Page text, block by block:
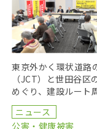
東京外かく環状道路
（JCT）と世田谷
めぐり、建設ルート
求めている裁判の第
[…]
ニュース
公害・健康被害